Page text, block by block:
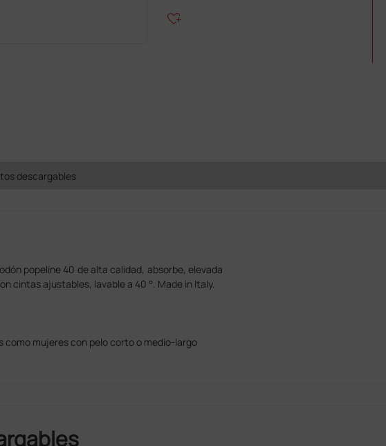
heart_plus
descargables
popeline 40 de alta calidad, absorbe, elevada
cintas ajustables, lavable a 40 °. Made in Italy.
como mujeres con pelo corto o medio-largo